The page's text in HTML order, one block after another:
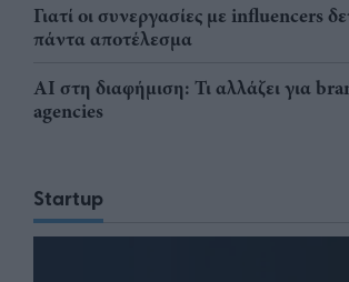
Γιατί οι συνεργασίες με influencers
πάντα αποτέλεσμα
AI στη διαφήμιση: Τι αλλάζει για
agencies
Startup